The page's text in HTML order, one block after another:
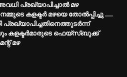
പ്രഖ്യാപിച്ചാല്‍ മഴ
കളക്ടര്‍ മഴയെ തോല്‍പ്പിച്ചു ....
കളക്ടര്‍മാരുടെ ഫെയ്‌സ്ബുക്ക്
മഴ